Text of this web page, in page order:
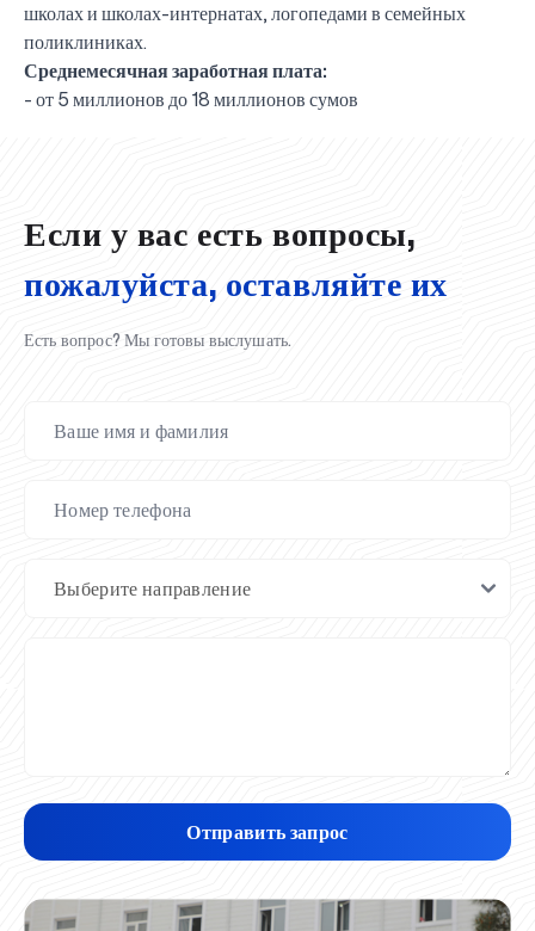
школах и школах-интернатах, логопедами в семейных
поликлиниках.
Среднемесячная заработная плата:
- от 5 миллионов до 18 миллионов сумов
UBS professori "Yangi O‘zbekiston yosh olimlari"
qatoridan joy oldi!
Вышел новый номер нашей любимой газеты «UBS
Xabarnomasi»!
Анализ деятельности UBS и планы на перспективу
Преподаватели UBS повысили квалификацию в
Кыргызстане
Вперёд к победе, Узбекистан!
НАЗНАЧЕНИЕ
UBS в средствах массовой информации
UBS и выпускники университета удостоены наград
хокимията области
Хотите вывести изучение языка на новый уровень?
Inson kapitaliga yo‘naltirilgan investitsiya — Yangi
O‘zbekiston taraqqiyotining eng muhim tayanchi
Если у вас есть вопросы,
пожалуйста, оставляйте их
Есть вопрос? Мы готовы выслушать.
Отправить запрос